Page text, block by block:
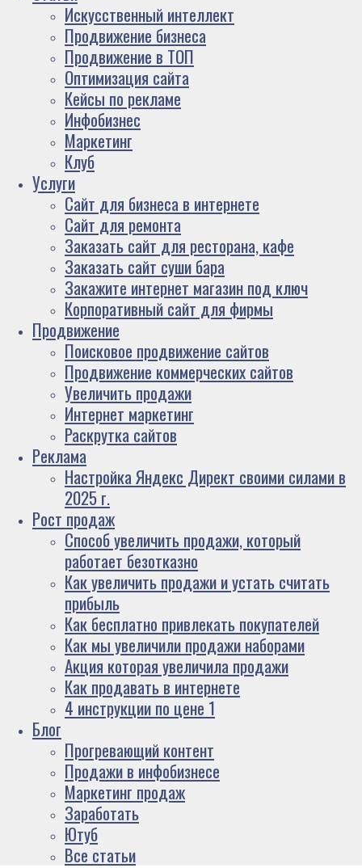
Искусственный интеллект
Продвижение бизнеса
Продвижение в ТОП
Оптимизация сайта
Кейсы по рекламе
Инфобизнес
Маркетинг
Клуб
Услуги
Сайт для бизнеса в интернете
Сайт для ремонта
Заказать сайт для ресторана, кафе
Заказать сайт суши бара
Закажите интернет магазин под ключ
Корпоративный сайт для фирмы
Продвижение
Поисковое продвижение сайтов
Продвижение коммерческих сайтов
Увеличить продажи
Интернет маркетинг
Раскрутка сайтов
Реклама
Настройка Яндекс Директ своими силами в
2025 г.
Рост продаж
Способ увеличить продажи, который
работает безотказно
Как увеличить продажи и устать считать
прибыль
Как бесплатно привлекать покупателей
Как мы увеличили продажи наборами
Акция которая увеличила продажи
Как продавать в интернете
4 инструкции по цене 1
Блог
Прогревающий контент
Продажи в инфобизнесе
Маркетинг продаж
Заработать
Ютуб
Все статьи